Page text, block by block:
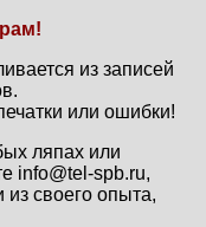
из записей
или ошибки!
ляпах или
info@tel-spb.ru,
своего опыта,